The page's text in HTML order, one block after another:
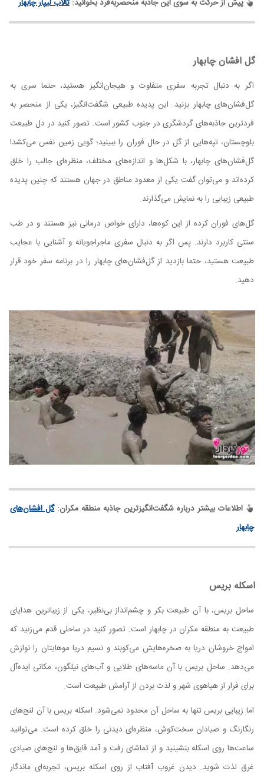
پیش از حرکت به سوی این جاذبه منحصربه‌فرد بخوانید:تالاب لیپار چابهار
گل افشان چابهار
اگر به دنبال تجربه سفری متفاوت و هیجان‌انگیز هستید، حتما سری به
گل‌فشان‌های چابهار بزنید. این پدیده طبیعی شگفت‌انگیز، یکی از منحصر به
فردترین جاذبه‌های گردشگری در جنوب کشور است. تصور کنید در دل طبیعت
بلوچستان، تپه‌هایی از گل در حال فوران را ببینید؛ گویی زمین نفس می‌کشد!
گل‌فشان‌های چابهار، با شکل‌ها و اندازه‌های مختلف، منظره‌ای جالب را خلق
کرده‌اند و می‌توان گفت یکی از معدود مناطق در جهان هستند که چنین پدیده
طبیعی زیبایی را به نمایش می‌گذارند.
گل‌های فوران کرده از این کوه‌ها، دارای خواص درمانی نیز هستند و در طب
سنتی کاربرد دارند. پس اگر به دنبال سفری ماجراجویانه و آشنایی با عجایب
طبیعت هستید، حتما بازدید از گل‌فشان‌های چابهار را در برنامه سفر خود قرار
دهید.
اطلاعات بیشتر درباره شگفت‌انگیزترین جاذبه منطقه مکران:گل افشان‌های
چابهار
اسکله بریس
ساحل بریس، با آن طبیعت بکر و چشم‌انداز بی‌نظیر، یکی از زیباترین هدایای
طبیعت به منطقه مکران در چابهار است. تصور کنید در ساحلی قدم می‌زنید که
امواج خروشان دریا به صخره‌هایش می‌کوبند و نسیم دریا موهایتان را نوازش
می‌دهد. ساحل بریس با آن ماسه‌های طلایی و آب‌های نیلگون، مکانی ایده‌آل
برای فرار از هیاهوی شهر و لذت بردن از آرامش طبیعت است.
اما زیبایی بریس تنها به ساحل آن محدود نمی‌شود. اسکله بریس با آن لنج‌های
رنگارنگ و صیادان سخت‌کوش، منظره‌ای دیدنی را خلق کرده است. می‌توانید
ساعت‌ها روی اسکله بنشینید و از تماشای رفت و آمد قایق‌ها و لنج‌های صیادی
غرق لذت شوید. دیدن غروب آفتاب از روی اسکله بریس، تجربه‌ای ماندگار